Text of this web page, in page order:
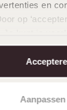
en
op
er meer over
Aanpassen